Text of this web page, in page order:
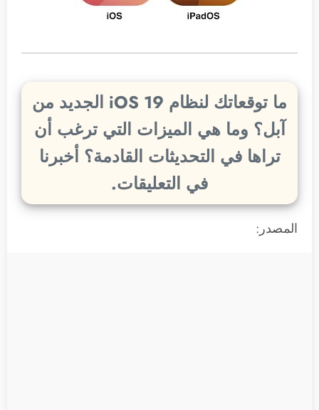
ما توقعاتك لنظام iOS 19 الجديد من
آبل؟ وما هي الميزات التي ترغب أن
تراها في التحديثات القادمة؟ أخبرنا
في التعليقات.
المصدر: